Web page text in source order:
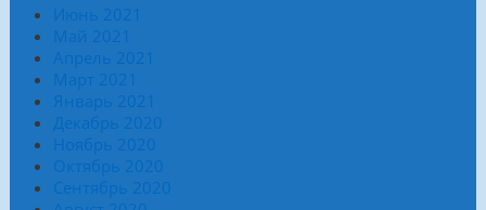
Июнь 2021
Май 2021
Апрель 2021
Март 2021
Январь 2021
Декабрь 2020
Ноябрь 2020
Октябрь 2020
Сентябрь 2020